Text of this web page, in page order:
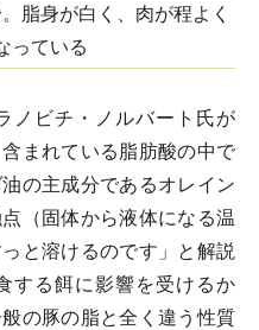
脂身が白く、肉が程よく
っている
ノビチ・ノルバート氏が
まれている脂肪酸の中で
の主成分であるオレイン
（固体から液体になる温
と溶けるのです」と解説
する餌に影響を受けるか
の豚の脂と全く違う性質